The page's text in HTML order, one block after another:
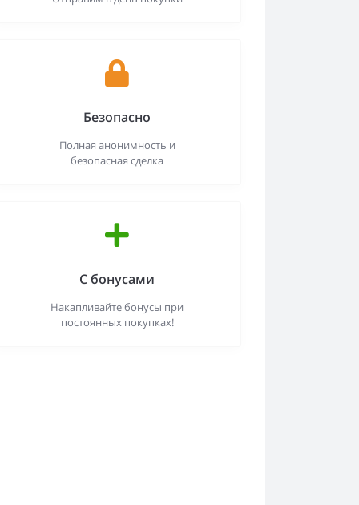
Безопасно
Полная анонимность и
безопасная сделка
С бонусами
Накапливайте бонусы при
постоянных покупках!